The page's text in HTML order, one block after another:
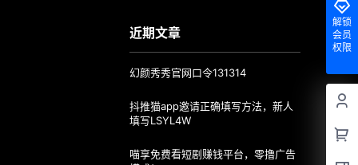
解锁
会员
权限
近期文章
幻颜秀秀官网口令131314
抖推猫app邀请正确填写方法，新人
填写LSYL4W
喵享免费看短剧赚钱平台，零撸广告